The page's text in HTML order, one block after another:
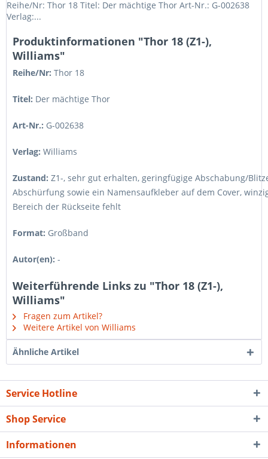
Reihe/Nr: Thor 18 Titel: Der mächtige Thor Art-Nr.: G-002638
Verlag:...
Produktinformationen "Thor 18 (Z1-),
Williams"
Reihe/Nr: Thor 18
Titel: Der mächtige Thor
Art-Nr.: G-002638
Verlag: Williams
Zustand: Z1-, sehr gut erhalten, geringfügige Abschabung/
Abschürfung sowie ein Namensaufkleber auf dem Cover,
Bereich der Rückseite fehlt
Format: Großband
Autor(en): -
Weiterführende Links zu "Thor 18 (Z1-),
Williams"
Fragen zum Artikel?
Weitere Artikel von Williams
Ähnliche Artikel
Service Hotline
Shop Service
Informationen